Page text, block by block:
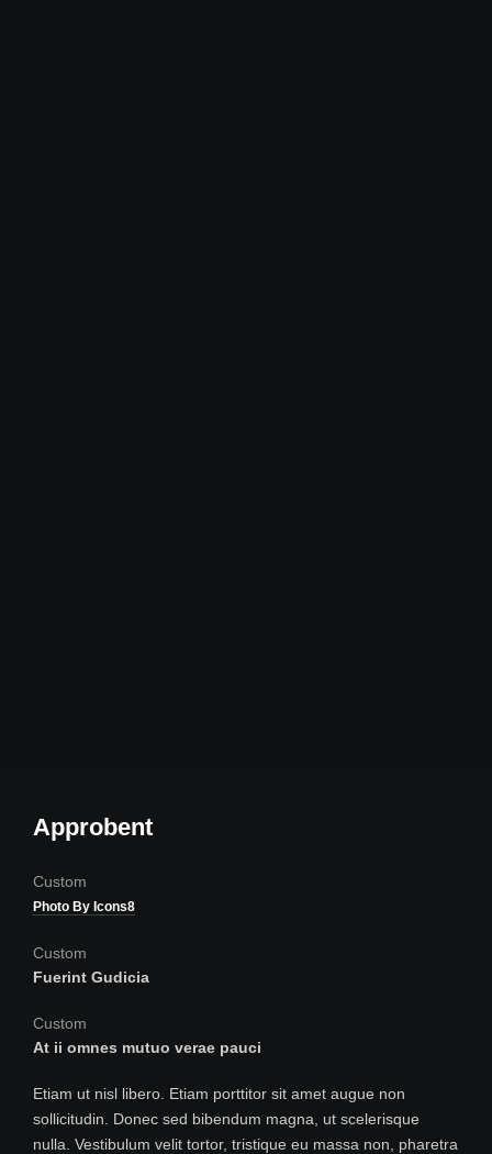
Approbent
Custom
Photo By Icons8
Custom
Fuerint Gudicia
Custom
At ii omnes mutuo verae pauci
Etiam ut nisl libero. Etiam porttitor sit amet augue non
sollicitudin. Donec sed bibendum magna, ut scelerisque
nulla. Vestibulum velit tortor, tristique eu massa non, pharetra